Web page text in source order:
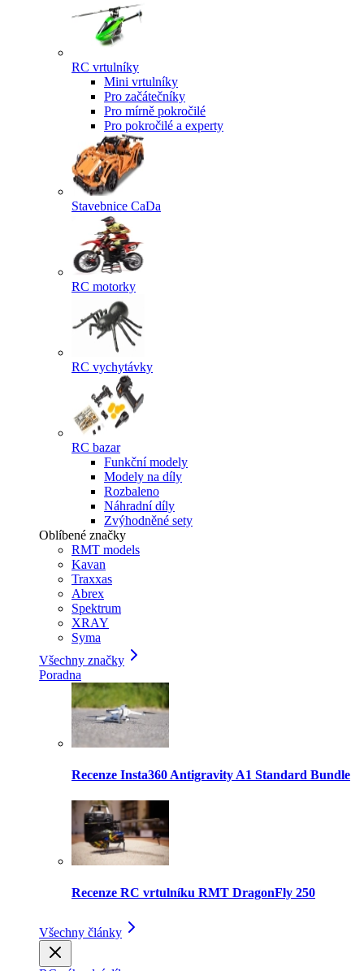
RC vrtulníky
Mini vrtulníky
Pro začátečníky
Pro mírně pokročilé
Pro pokročilé a experty
Stavebnice CaDa
RC motorky
RC vychytávky
RC bazar
Funkční modely
Modely na díly
Rozbaleno
Náhradní díly
Zvýhodněné sety
Oblíbené značky
RMT models
Kavan
Traxxas
Abrex
Spektrum
XRAY
Syma
Všechny značky
Poradna
Recenze Insta360 Antigravity A1 Standard Bundle
Recenze RC vrtulníku RMT DragonFly 250
Všechny články